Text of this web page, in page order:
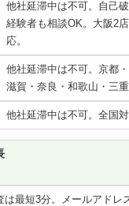
他社延滞中は不可。自己
経験者も相談OK。大阪2
応。
他社延滞中は不可。京都
滋賀・奈良・和歌山・三重
他社延滞中は不可。全国
は最短3分。メールアドレ